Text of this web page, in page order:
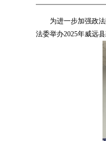
为进一步加强政
法委举办2025年威远